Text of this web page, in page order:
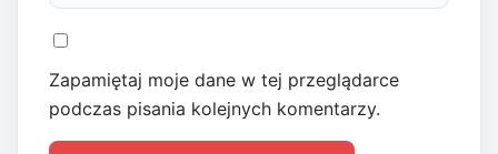
Zapamiętaj moje dane w tej przeglądarce
podczas pisania kolejnych komentarzy.